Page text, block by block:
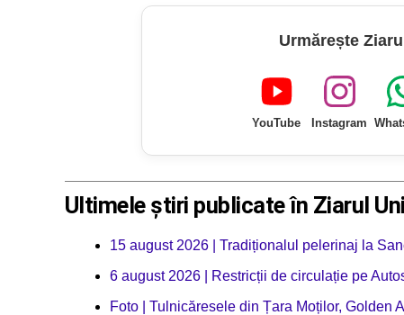
Urmărește
YouTube Instagram
Ultimele știri publicate în Ziarul
15 august 2026 | Tradiționalul pelerinaj la
6 august 2026 | Restricții de circulație pe
Foto | Tulnicăresele din Țara Moților, Golden